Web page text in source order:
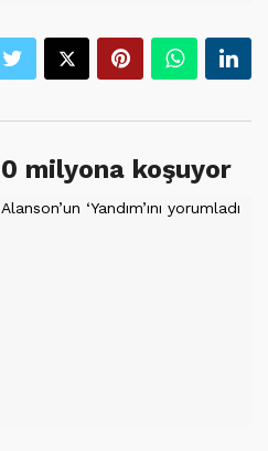
milyona koşuyor